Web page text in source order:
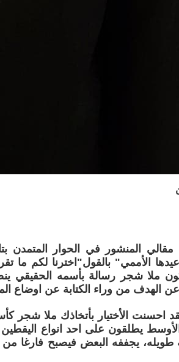
عيدها الأممي" بالقول"اخترنا لكم ما
شجر رسالة بأسمه الحقيقي
الهدف من وراء الكتابة عن اوضاع
احسنت الأختيار بأتخاذك ملا شجر
يطلقون على احد انواع
طويله، يجففه البعض فيصبح فارغا